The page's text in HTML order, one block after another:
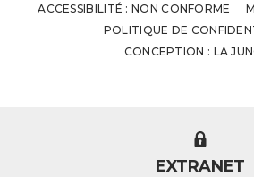
ACCESSIBILITÉ : NON CONFORME
POLITIQUE DE
CONCEPTION : LA
EXTRANET